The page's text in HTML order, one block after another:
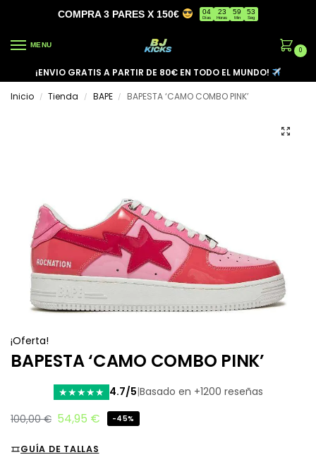
COMPRA 3 PARES X 150€ 04
Días
23
Horas
59
Min
53
Seg
MENU
0
¡ENVIO GRATIS A PARTIR DE 80€ EN TODO EL MUNDO!
Inicio
/ Tienda / BAPE / BAPESTA ‘CAMO COMBO PINK’
¡Oferta!
BAPESTA ‘CAMO COMBO PINK’
★★★★★ 4.7/5|Basado en +1200 reseñas
100,00€ 54,95 € -45%
GUÍA DE TALLAS